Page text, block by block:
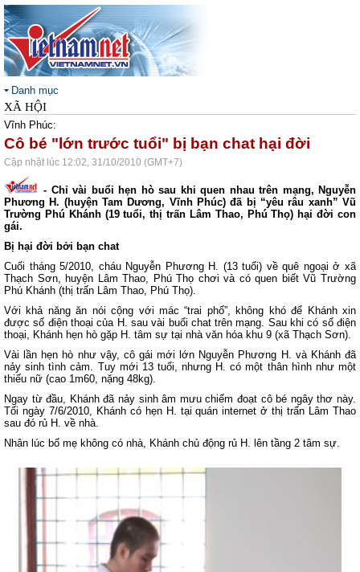
Danh mục
XÃ HỘI
Vĩnh Phúc:
Cô bé "lớn trước tuổi" bị bạn chat hại đời
Cập nhật lúc 12:02, 31/10/2010 (GMT+7)
- Chỉ vài buổi hẹn hò sau khi quen nhau trên mạng, Nguyễn
Phương H. (huyện Tam Dương, Vĩnh Phúc) đã bị “yêu râu xanh” Vũ
Trường Phú Khánh (19 tuổi, thị trấn Lâm Thao, Phú Thọ) hại đời con
gái.
Bị hại đời bởi bạn chat
Cuối tháng 5/2010, cháu Nguyễn Phương H. (13 tuổi) về quê ngoại ở xã
Thạch Sơn, huyện Lâm Thao, Phú Thọ chơi và có quen biết Vũ Trường
Phú Khánh (thị trấn Lâm Thao, Phú Thọ).
Với khả năng ăn nói cộng với mác “trai phố”, không khó để Khánh xin
được số điện thoại của H. sau vài buổi chat trên mạng. Sau khi có số điện
thoại, Khánh hẹn hò gặp H. tâm sự tại nhà văn hóa khu 9 (xã Thạch Sơn).
Vài lần hẹn hò như vậy, cô gái mới lớn Nguyễn Phương H. và Khánh đã
nảy sinh tình cảm. Tuy mới 13 tuổi, nhưng H. có một thân hình như một
thiếu nữ (cao 1m60, nặng 48kg).
Ngay từ đầu, Khánh đã nảy sinh âm mưu chiếm đoạt cô bé ngây thơ này.
Tối ngày 7/6/2010, Khánh có hẹn H. tại quán internet ở thị trấn Lâm Thao
sau đó rủ H. về nhà.
Nhân lúc bố mẹ không có nhà, Khánh chủ động rủ H. lên tầng 2 tâm sự.